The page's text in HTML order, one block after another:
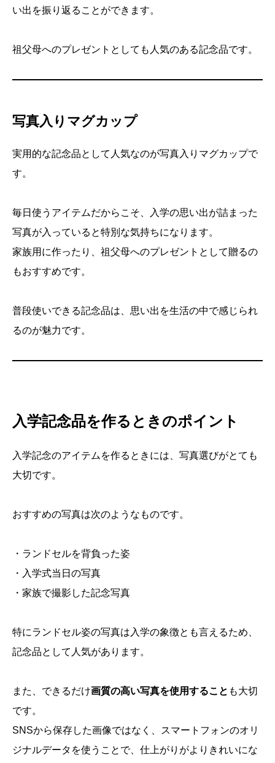
い出を振り返ることができます。
祖父母へのプレゼントとしても人気のある記念品です。
写真入りマグカップ
実用的な記念品として人気なのが写真入りマグカップで
す。
毎日使うアイテムだからこそ、入学の思い出が詰まった
写真が入っていると特別な気持ちになります。
家族用に作ったり、祖父母へのプレゼントとして贈るの
もおすすめです。
普段使いできる記念品は、思い出を生活の中で感じられ
るのが魅力です。
入学記念品を作るときのポイント
入学記念のアイテムを作るときには、写真選びがとても
大切です。
おすすめの写真は次のようなものです。
・ランドセルを背負った姿
・入学式当日の写真
・家族で撮影した記念写真
特にランドセル姿の写真は入学の象徴とも言えるため、
記念品として人気があります。
また、できるだけ画質の高い写真を使用すること も大切
です。
SNSから保存した画像ではなく、スマートフォンのオリ
ジナルデータを使うことで、仕上がりがよりきれいにな